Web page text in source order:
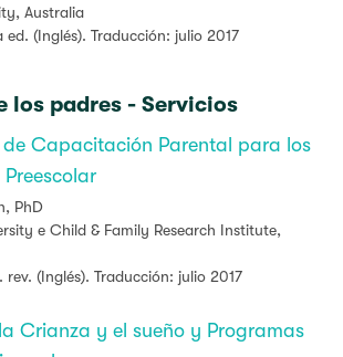
Australia
ed. (Inglés). Traducción: julio 2017
los padres - Servicios
de Capacitación Parental para los
PhD
e Child & Family Research Institute,
rev. (Inglés). Traducción: julio 2017
Crianza y el sueño y Programas